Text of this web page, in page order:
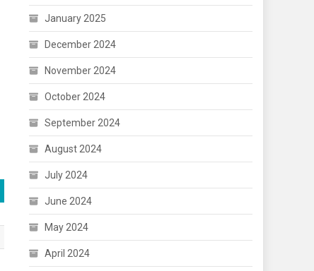
January 2025
December 2024
November 2024
October 2024
September 2024
August 2024
July 2024
June 2024
May 2024
April 2024